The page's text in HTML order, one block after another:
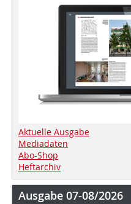
Aktuelle Ausgabe
Mediadaten
Abo-Shop
Heftarchiv
Ausgabe 07-08/2026